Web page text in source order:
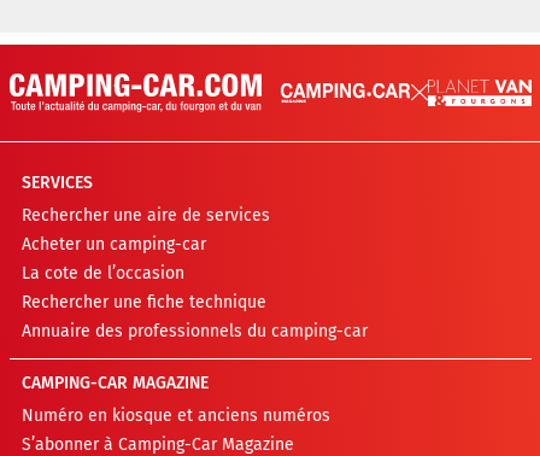
SERVICES
Rechercher une aire de services
Acheter un camping-car
La cote de l’occasion
Rechercher une fiche technique
Annuaire des professionnels du camping-car
CAMPING-CAR MAGAZINE
Numéro en kiosque et anciens numéros
S’abonner à Camping-Car Magazine